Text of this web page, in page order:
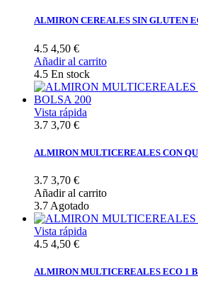
ALMIRON CEREALES SIN GLUTEN
4.5 4,50 €
Añadir al carrito
4.5 En stock
Vista rápida
3.7 3,70 €
ALMIRON MULTICEREALES CON
3.7 3,70 €
Añadir al carrito
3.7 Agotado
Vista rápida
4.5 4,50 €
ALMIRON MULTICEREALES ECO 1